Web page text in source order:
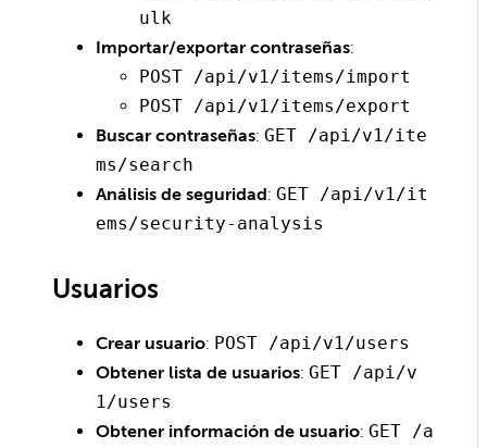
ulk
Importar/exportar contraseñas:
POST /api/v1/items/import
POST /api/v1/items/export
Buscar contraseñas: GET /api/v1/ite
ms/search
Análisis de seguridad: GET /api/v1/it
ems/security-analysis
Usuarios
Crear usuario: POST /api/v1/users
Obtener lista de usuarios: GET /api/v
1/users
Obtener información de usuario: GET /a